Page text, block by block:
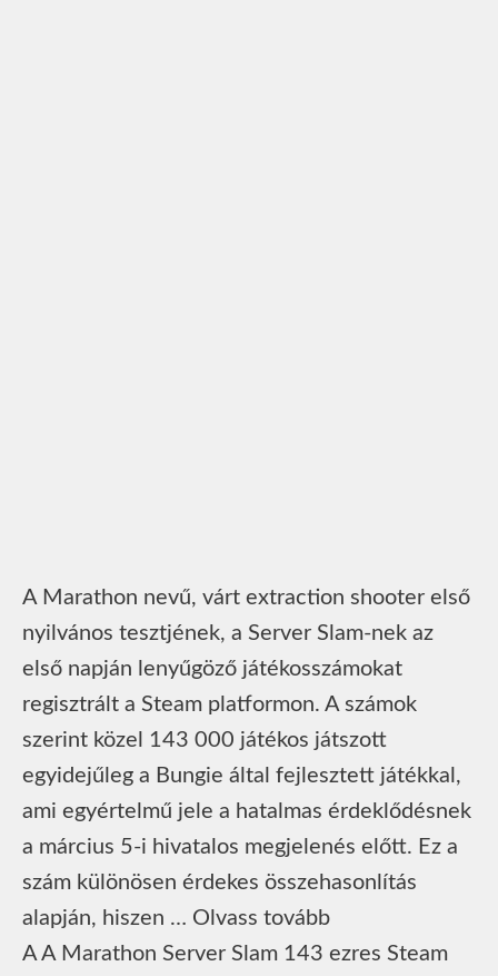
A Marathon nevű, várt extraction shooter első
nyilvános tesztjének, a Server Slam-nek az
első napján lenyűgöző játékosszámokat
regisztrált a Steam platformon. A számok
szerint közel 143 000 játékos játszott
egyidejűleg a Bungie által fejlesztett játékkal,
ami egyértelmű jele a hatalmas érdeklődésnek
a március 5-i hivatalos megjelenés előtt. Ez a
szám különösen érdekes összehasonlítás
alapján, hiszen … Olvass tovább
A A Marathon Server Slam 143 ezres Steam